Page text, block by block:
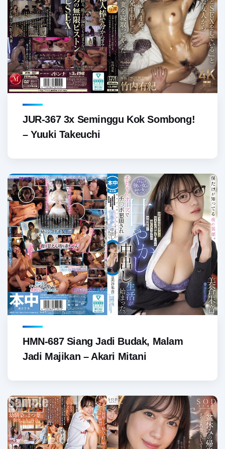
JUR-367 3x Seminggu Kok Sombong!
– Yuuki Takeuchi
HMN-687 Siang Jadi Budak, Malam
Jadi Majikan – Akari Mitani